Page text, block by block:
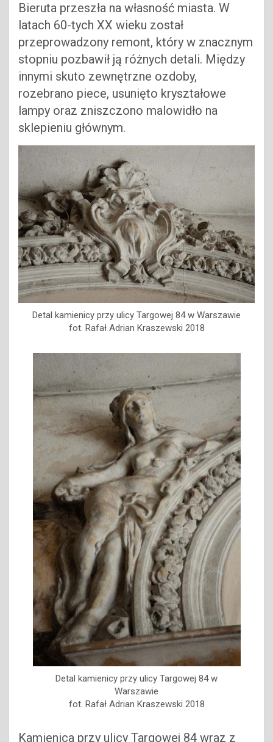
Bieruta przeszła na własność miasta. W
latach 60-tych XX wieku został
przeprowadzony remont, który w znacznym
stopniu pozbawił ją różnych detali. Między
innymi skuto zewnętrzne ozdoby,
rozebrano piece, usunięto kryształowe
lampy oraz zniszczono malowidło na
sklepieniu głównym.
Detal kamienicy przy ulicy Targowej 84 w Warszawie
fot. Rafał Adrian Kraszewski 2018
Detal kamienicy przy ulicy Targowej 84 w
Warszawie
fot. Rafał Adrian Kraszewski 2018
Kamienica przy ulicy Targowej 84 wraz z